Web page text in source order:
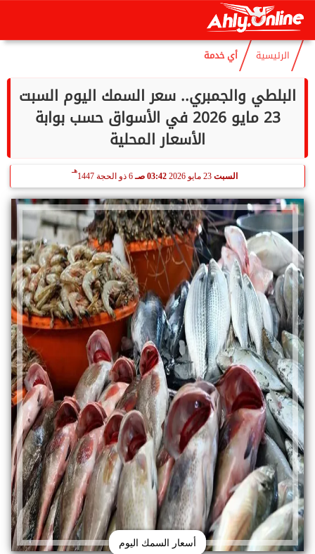
السبت
الرئيسية أي خدمة
البلطي والجمبري.. سعر السمك اليوم السبت
23 مايو 2026 في الأسواق حسب بوابة
الأسعار المحلية
السبت 03:42 صـ 6 ذو الحجة 1447
هـ
أسعار السمك اليوم